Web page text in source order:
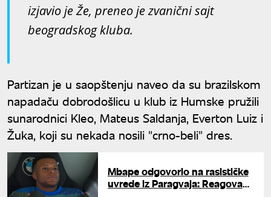
izjavio je Že, preneo je zvanični sajt
beogradskog kluba.
Partizan je u saopštenju naveo da su brazilskom
napadaču dobrodošlicu u klub iz Humske pružili
sunarodnici Kleo, Mateus Saldanja, Everton Luiz i
Žuka, koji su nekada nosili "crno-beli" dres.
Mbape odgovorio na rasističke
uvrede iz Paragvaja: Reagovao i